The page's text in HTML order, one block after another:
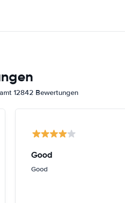
12842 Bewertungen
Good
Good